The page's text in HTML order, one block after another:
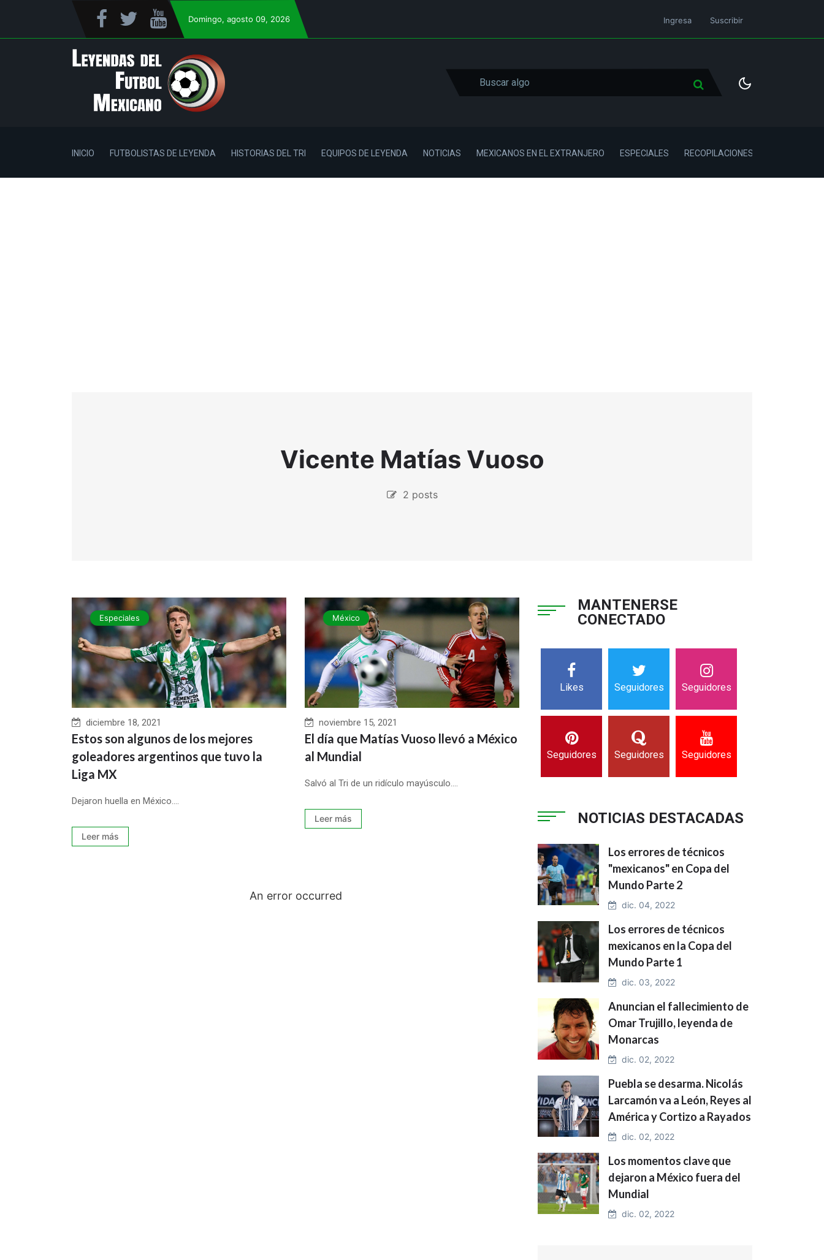
Domingo, agosto 09, 2026 Ingresa Suscribir
INICIO FUTBOLISTAS DE LEYENDA HISTORIAS DEL TRI EQUIPOS DE LEYENDA NOTICIAS MEXICANOS EN EL EXTRANJERO ESPECIALES RECOPILACIONES
Vicente Matías Vuoso
2 posts
Especiales
diciembre 18, 2021
Estos son algunos de los mejores
goleadores argentinos que tuvo la
Liga MX
Dejaron huella en México....
Leer más
México
noviembre 15, 2021
El día que Matías Vuoso llevó a México
al Mundial
Salvó al Tri de un ridículo mayúsculo....
Leer más
An error occurred
MANTENERSE
CONECTADO
Likes Seguidores Seguidores
Seguidores Seguidores Seguidores
NOTICIAS DESTACADAS
Los errores de técnicos
"mexicanos" en Copa del
Mundo Parte 2
dic. 04, 2022
Los errores de técnicos
mexicanos en la Copa del
Mundo Parte 1
dic. 03, 2022
Anuncian el fallecimiento de
Omar Trujillo, leyenda de
Monarcas
dic. 02, 2022
Puebla se desarma. Nicolás
Larcamón va a León, Reyes al
América y Cortizo a Rayados
dic. 02, 2022
Los momentos clave que
dejaron a México fuera del
Mundial
dic. 02, 2022